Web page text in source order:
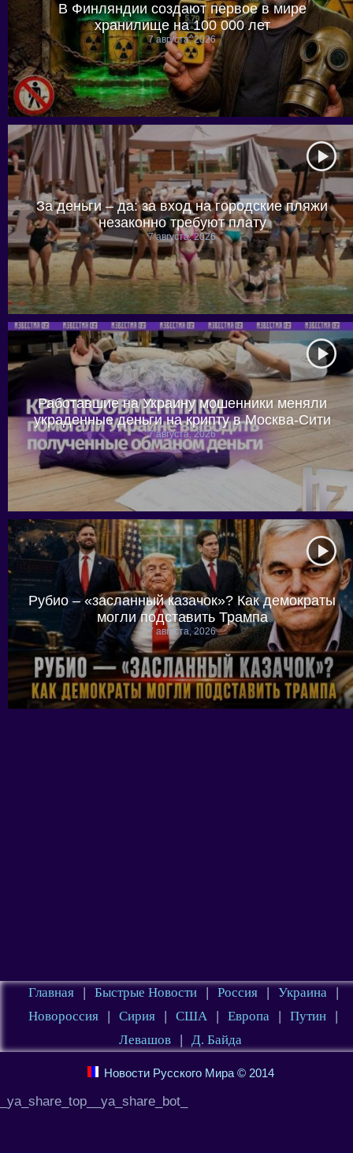
В Финляндии создают первое в мире
хранилище на 100 000 лет
7 августа, 2026
За деньги – да: за вход на городские пляжи
незаконно требуют плату
7 августа, 2026
Работавшие на Украину мошенники меняли
украденные деньги на крипту в Москва-Сити
7 августа, 2026
Рубио – «засланный казачок»? Как демократы
могли подставить Трампа
7 августа, 2026
Главная | Быстрые Новости | Россия | Украина
|
Новороссия
| Сирия | США | Европа | Путин
|
Левашов
| Д. Байда
Новости Русского Мира © 2014
_ya_share_top__ya_share_bot_